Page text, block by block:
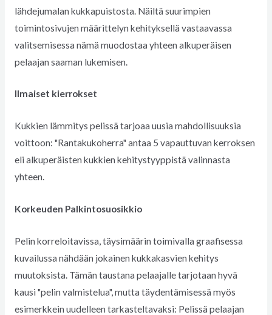
lähdejumalan kukkapuistosta. Näiltä suurimpien
toimintosivujen määrittelyn kehityksellä vastaavassa
valitsemisessa nämä muodostaa yhteen alkuperäisen
pelaajan saaman lukemisen.
Ilmaiset kierrokset
Kukkien lämmitys pelissä tarjoaa uusia mahdollisuuksia
voittoon: "Rantakukoherra" antaa 5 vapauttuvan kerroksen
eli alkuperäisten kukkien kehitystyyppistä valinnasta
yhteen.
Korkeuden Palkintosuosikkio
Pelin korreloitavissa, täysimäärin toimivalla graafisessa
kuvailussa nähdään jokainen kukkakasvien kehitys
muutoksista. Tämän taustana pelaajalle tarjotaan hyvä
kausi "pelin valmistelua", mutta täydentämisessä myös
esimerkkein uudelleen tarkasteltavaksi: Pelissä pelaajan